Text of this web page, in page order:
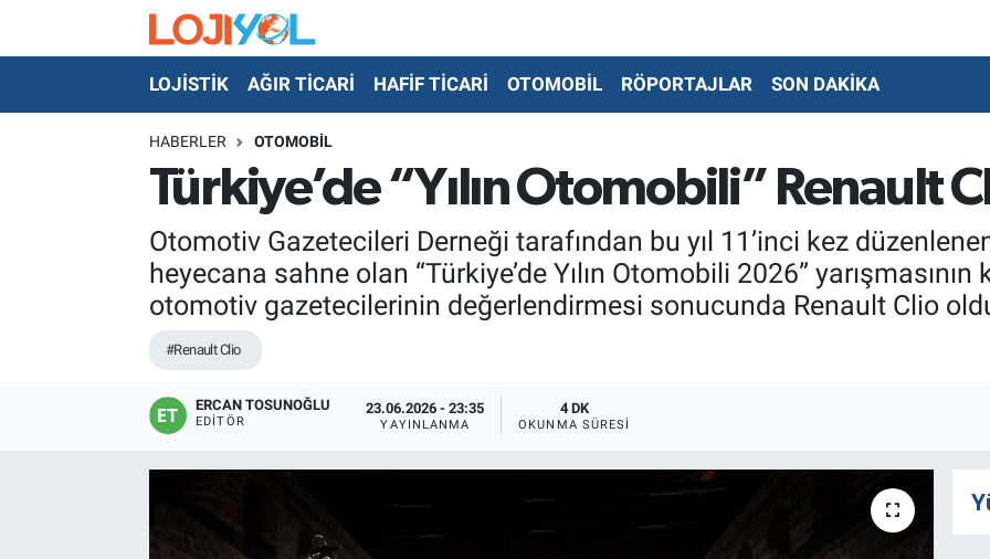
LOJİSTİK AĞIR TİCARİ HAFİF TİCARİ OTOMOBİL RÖPORTAJLAR SON DAKİKA
HABERLER OTOMOBİL
Türkiye’de “Yılın Otomobili” Renault
Otomotiv Gazetecileri Derneği tarafından bu yıl 11’inci kez
heyecana sahne olan “Türkiye’de Yılın Otomobili 2026”
otomotiv gazetecilerinin değerlendirmesi sonucunda Renault Clio
#Renault Clio
ERCAN TOSUNOĞLU
EDITÖR
23.06.2026 - 23:35
YAYINLANMA
4 DK
OKUNMA SÜRESI
OTO-TEST